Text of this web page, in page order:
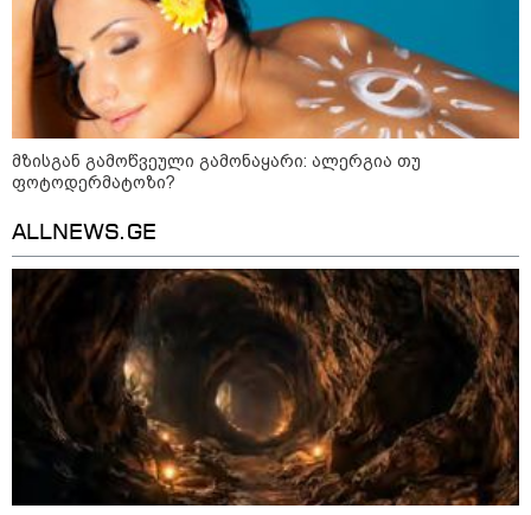
უძველესი სენი და ეპიდემია: აშშ-ში
ერთდროულად კეთრს და ნაწლავურ
ინფექციას ებრძვიან - რა უნდა ვიცოდეთ
და რამდენად სახიფათოა
21:17 / 08-08-2026
აშშ-მა საქართველოში
დაფუძნებული კრიპტოკომპანია
დაასანქცირა
მზისგან გამოწვეული გამონაყარი: ალერგია თუ
ფოტოდერმატოზი?
ALLNEWS.GE